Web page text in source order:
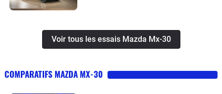
Voir tous les essais Mazda Mx-30
COMPARATIFS MAZDA MX-30